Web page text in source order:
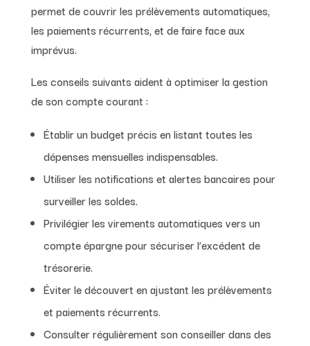
permet de couvrir les prélèvements automatiques,
les paiements récurrents, et de faire face aux
imprévus.
Les conseils suivants aident à optimiser la gestion
de son compte courant :
Établir un budget précis en listant toutes les
dépenses mensuelles indispensables.
Utiliser les notifications et alertes bancaires pour
surveiller les soldes.
Privilégier les virements automatiques vers un
compte épargne pour sécuriser l’excédent de
trésorerie.
Éviter le découvert en ajustant les prélèvements
et paiements récurrents.
Consulter régulièrement son conseiller dans des